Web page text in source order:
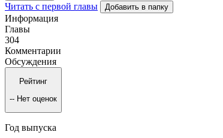
Читать с первой главы Добавить в папку
Информация
Главы
304
Комментарии
Обсуждения
Рейтинг
-- Нет оценок
Год выпуска